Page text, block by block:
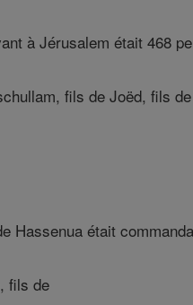
à Jérusalem était 468
fils de Joëd, fils
était
fils de